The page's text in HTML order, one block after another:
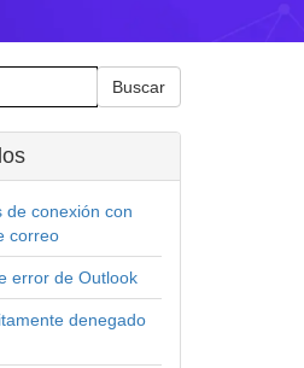
de conexión con
correo
error de Outlook
denegado